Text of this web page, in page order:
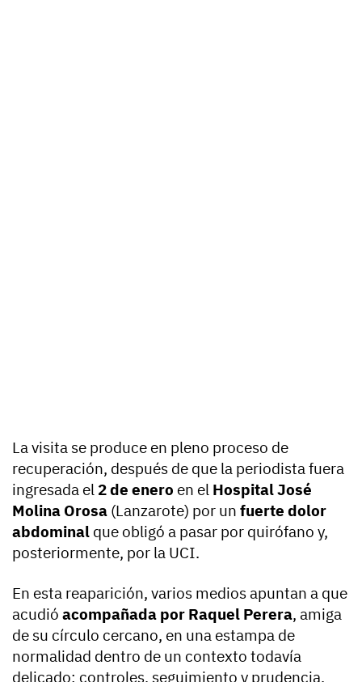
La visita se produce en pleno proceso de
recuperación, después de que la periodista fuera
ingresada el 2 de enero en el Hospital José
Molina Orosa (Lanzarote) por un fuerte dolor
abdominal que obligó a pasar por quirófano y,
posteriormente, por la UCI.
En esta reaparición, varios medios apuntan a que
acudió acompañada por Raquel Perera, amiga
de su círculo cercano, en una estampa de
normalidad dentro de un contexto todavía
delicado: controles, seguimiento y prudencia.